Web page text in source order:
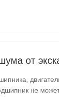
от
не